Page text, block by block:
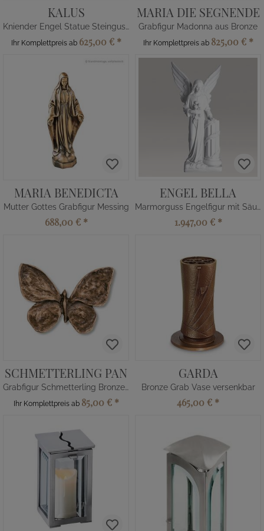
KALUS
Kniender Engel Statue Steinguss
Ihr Komplettpreis ab 625,00 € *
MARIA DIE SEGNENDE
Grabfigur Madonna aus Bronze
Ihr Komplettpreis ab 825,00 € *
MARIA BENEDICTA
Mutter Gottes Grabfigur Messing
688,00 € *
ENGEL BELLA
Marmorguss Engelfigur mit Säule
1.947,00 € *
SCHMETTERLING PAN
Grabfigur Schmetterling Bronze/Alu
Ihr Komplettpreis ab 85,00 € *
GARDA
Bronze Grab Vase versenkbar
465,00 € *